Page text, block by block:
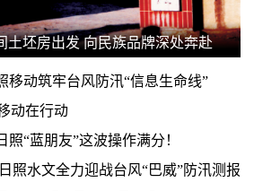
土坯房出发 向民族品牌深处奔赴
移动筑牢台风防汛“信息生命线”
动在行动
“蓝朋友”这波操作满分！
照水文全力迎战台风“巴威”防汛测报